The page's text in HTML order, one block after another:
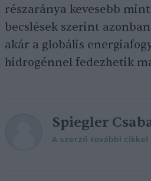
részaránya kevesebb mint
becslések szerint
akár a globális
hidrogénnel fedezhetik
Spiegler
A szerző további cikkei